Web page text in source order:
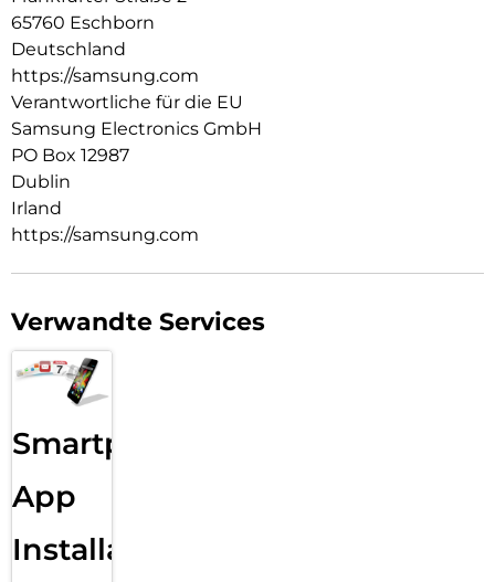
65760 Eschborn
Deutschland
https://samsung.com
Verantwortliche für die EU
Samsung Electronics GmbH
PO Box 12987
Dublin
Irland
https://samsung.com
Verwandte Services
Smartphone
App
Installation